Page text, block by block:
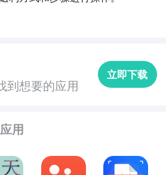
到想要的应用
立即下载
用